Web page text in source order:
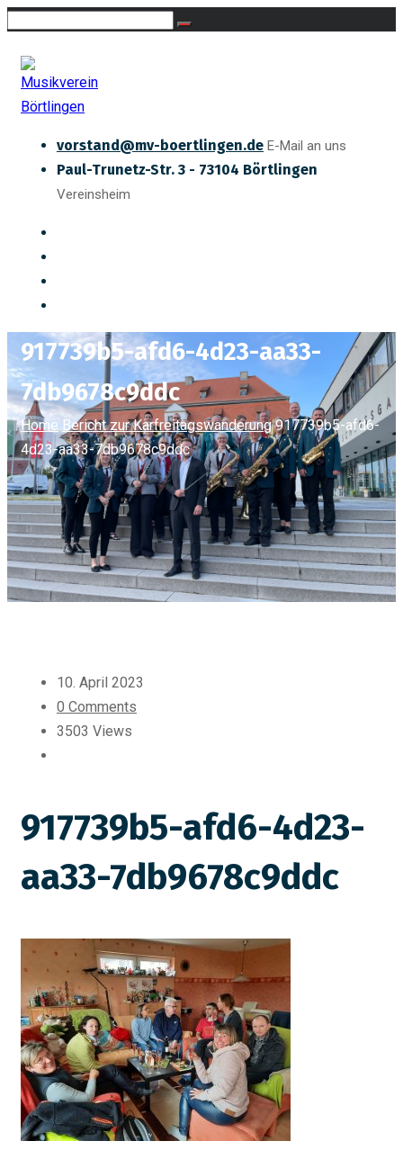
vorstand@mv-boertlingen.de E-Mail an uns
Paul-Trunetz-Str. 3 - 73104 Börtlingen
Vereinsheim
917739b5-afd6-4d23-aa33-
7db9678c9ddc
Home Bericht zur Karfreitagswanderung 917739b5-afd6-
4d23-aa33-7db9678c9ddc
10. April 2023
0 Comments
3503 Views
917739b5-afd6-4d23-
aa33-7db9678c9ddc